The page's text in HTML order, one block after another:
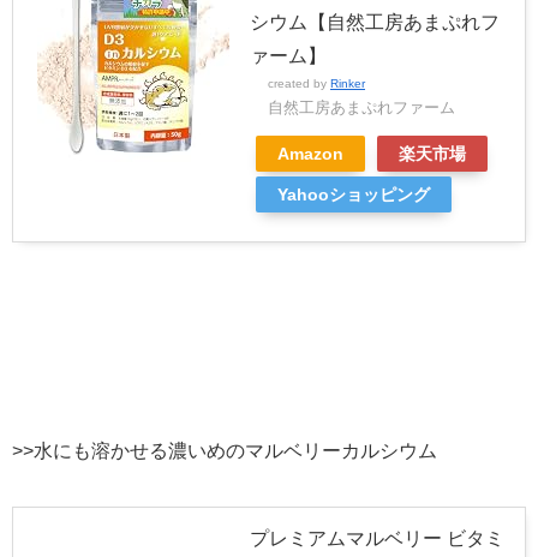
シウム【自然工房あまぷれフ
ァーム】
created by Rinker
自然工房あまぷれファーム
Amazon 楽天市場
Yahooショッピング
>>水にも溶かせる濃いめのマルベリーカルシウム
プレミアムマルベリー ビタミ